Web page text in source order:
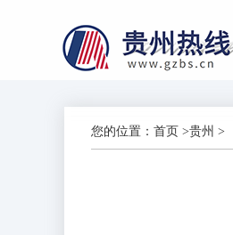
您的位置： 首页 >贵州 >